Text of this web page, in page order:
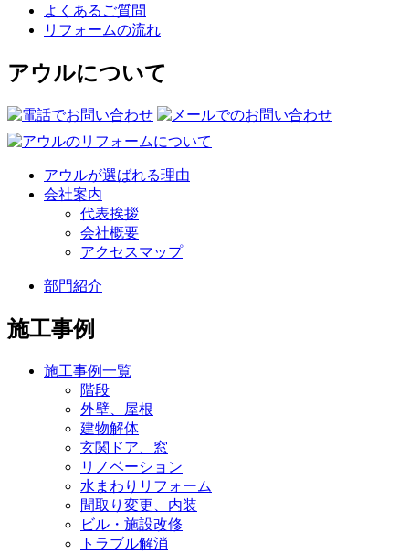
よくあるご質問
リフォームの流れ
アウルについて
アウルが選ばれる理由
会社案内
代表挨拶
会社概要
アクセスマップ
部門紹介
施工事例
施工事例一覧
階段
外壁、屋根
建物解体
玄関ドア、窓
リノベーション
水まわりリフォーム
間取り変更、内装
ビル・施設改修
トラブル解消